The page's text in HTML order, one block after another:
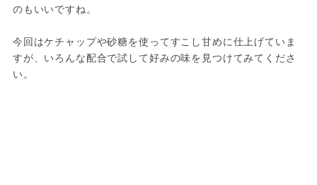
のもいいですね。
今回はケチャップや砂糖を使ってすこし甘めに仕上げていま
すが、いろんな配合で試して好みの味を見つけてみてくださ
い。